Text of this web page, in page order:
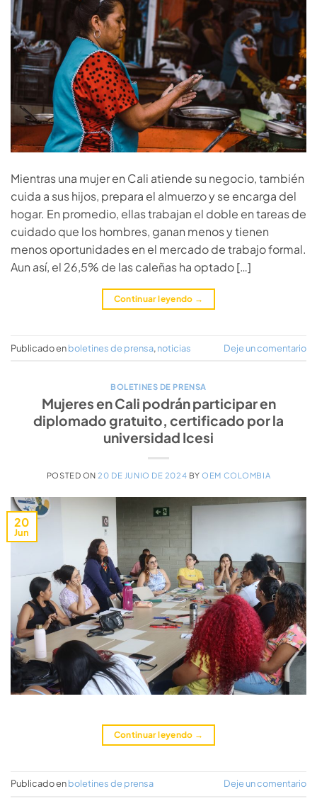
Mientras una mujer en Cali atiende su negocio, también
cuida a sus hijos, prepara el almuerzo y se encarga del
hogar. En promedio, ellas trabajan el doble en tareas de
cuidado que los hombres, ganan menos y tienen
menos oportunidades en el mercado de trabajo formal.
Aun así, el 26,5% de las caleñas ha optado […]
Continuar leyendo →
Publicado enboletines de prensa, noticias Deje un comentario
BOLETINES DE PRENSA
Mujeres en Cali podrán participar en
diplomado gratuito, certificado por la
universidad Icesi
POSTED ON20 DE JUNIO DE 2024 BYOEM COLOMBIA
20
Jun
Continuar leyendo →
Publicado enboletines de prensa Deje un comentario